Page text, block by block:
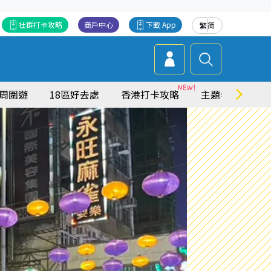
繁简
下載 App
商戶中心
社群打卡攻略
圍遊 18區好去處 香港打卡攻略 主題特集